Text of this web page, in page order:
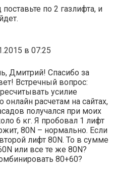
по 2 газлифта, и
в 07:25
Дмитрий! Спасибо за
Встречный вопрос:
усилие
онлайн расчетам на сайтах,
получался при моих
6 кг. Я пробовал 1 лифт
80N – нормально. Если
лифт 80N. То в сумме
или все те же 80N?
80+60?